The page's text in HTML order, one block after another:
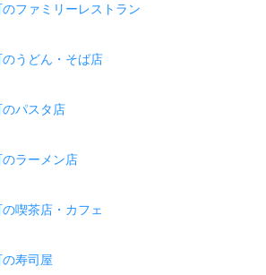
ファミリーレストラン
うどん・そば店
パスタ店
ラーメン店
喫茶店・カフェ
寿司屋